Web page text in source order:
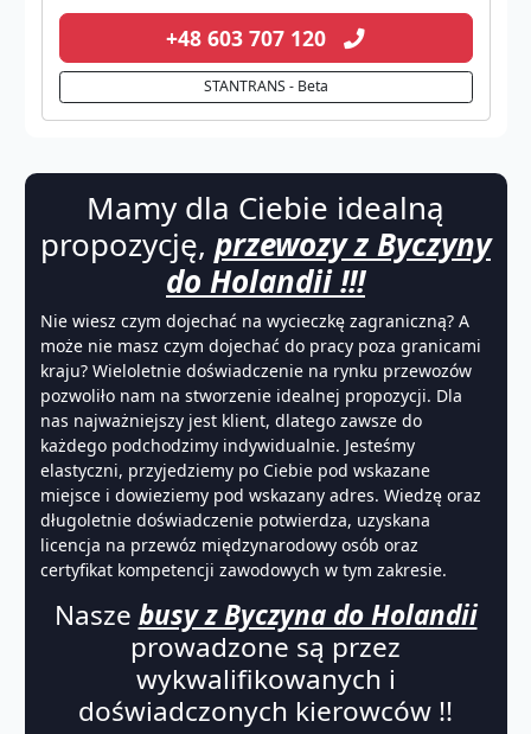
+48 603 707 120
STANTRANS - Beta
Mamy dla Ciebie idealną
propozycję, przewozy z Byczyny
do Holandii !!!
Nie wiesz czym dojechać na wycieczkę zagraniczną? A
może nie masz czym dojechać do pracy poza granicami
kraju? Wieloletnie doświadczenie na rynku przewozów
pozwoliło nam na stworzenie idealnej propozycji. Dla
nas najważniejszy jest klient, dlatego zawsze do
każdego podchodzimy indywidualnie. Jesteśmy
elastyczni, przyjedziemy po Ciebie pod wskazane
miejsce i dowieziemy pod wskazany adres. Wiedzę oraz
długoletnie doświadczenie potwierdza, uzyskana
licencja na przewóz międzynarodowy osób oraz
certyfikat kompetencji zawodowych w tym zakresie.
Nasze busy z Byczyna do Holandii
prowadzone są przez
wykwalifikowanych i
doświadczonych kierowców !!